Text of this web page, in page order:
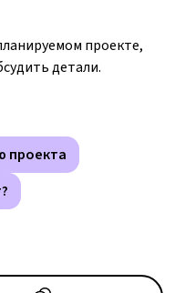
проекте,
детали.
проекта